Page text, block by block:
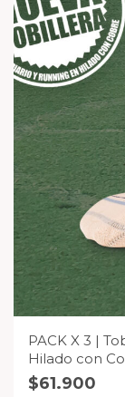
PACK X 3 |
Hilado con
$61.900